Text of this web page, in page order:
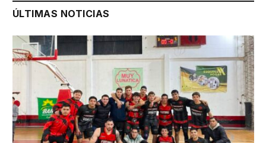
ÚLTIMAS NOTICIAS